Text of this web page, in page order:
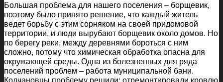
Большая проблема для нашего поселения – борщевик,
поэтому было принято решение, что каждый житель
ведет борьбу с этим сорняком на своей придомовой
территории, и люди вырубают борщевик около домов. Но
по берегу реки, между деревнями бороться с ним
сложно, потому что химическая обработка опасна для
окружающей среды. Одна из болезненных для ряда
поселений проблем – работа муниципальной бани.
Колчановцы проблему решили: отремонтировали кровлю